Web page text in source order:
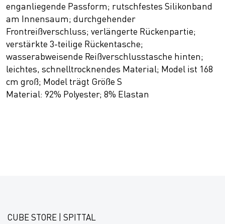
enganliegende Passform; rutschfestes Silikonband
am Innensaum; durchgehender
Frontreißverschluss; verlängerte Rückenpartie;
verstärkte 3-teilige Rückentasche;
wasserabweisende Reißverschlusstasche hinten;
leichtes, schnelltrocknendes Material; Model ist 168
cm groß; Model trägt Größe S
Material: 92% Polyester; 8% Elastan
CUBE STORE | SPITTAL